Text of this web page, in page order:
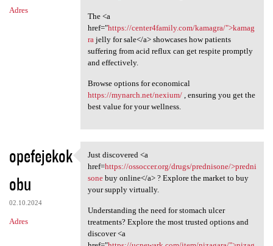
Adres
The <a
href="https://center4family.com/kamagra/">kamag
ra jelly for sale</a> showcases how patients
suffering from acid reflux can get respite promptly
and effectively.
Browse options for economical
https://mynarch.net/nexium/, ensuring you get the
best value for your wellness.
opefejekok
obu
02.10.2024
Adres
Just discovered <a href=https
Just discovered <a
href=https://ossoccer.org/drugs/prednisone/>predni
sonebuy online</a> ? Explore the market to buy
your supply virtually.
Understanding the need for stomach ulcer
treatments? Explore the most trusted options and
discover <a